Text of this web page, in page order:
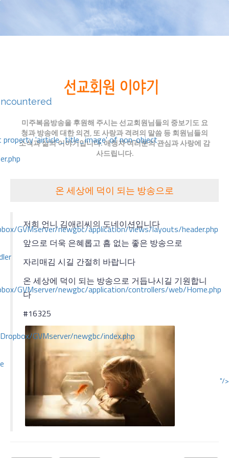
property 'airticle_title_image' of non-object
GVMserver/newgbc/application/views/layouts/header.php
GVMserver/newgbc/application/controllers/web/Home.php
GVMserver/newgbc/index.php
"/>
미주복음방송을 후원해 주시는 선교회원님들의 중보기도 요
청과 방송에 대한 의견, 또 사랑과 격려의 말씀 등 회원님들의
소식과 삶의 이야기입니다. 애청자 여러분의 관심과 사랑에 감
사드립니다.
온 세상에 덕이 되는 방송으로
저희 언니 김애리씨의 도네이션입니다
앞으로 더욱 은혜롭고 흠 없는 좋은 방송으로
자리매김 시길 간절히 바랍니다
온 세상에 덕이 되는 방송으로 거듭나시길 기원합니
다
#16325